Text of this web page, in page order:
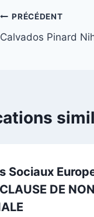
Navigation
de
PRÉCÉDENT
Calvados Pinard
Sociaux
DE